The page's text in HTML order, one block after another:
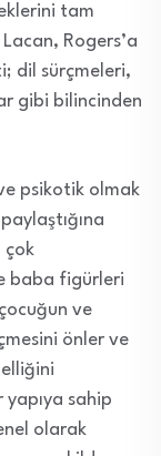
tam
Rogers’a
dil sürçmeleri,
gibi bilincinden
psikotik olmak
çok
baba figürleri
ve
önler ve
yapıya sahip
olarak